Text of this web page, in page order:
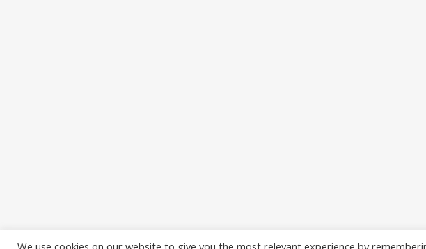
We use cookies on our website to give you the most relevant experience by